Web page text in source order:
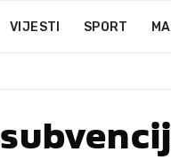
VIJESTI SPORT